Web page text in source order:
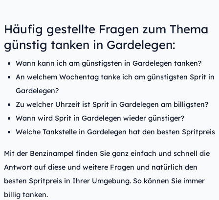
Häufig gestellte Fragen zum Thema
günstig tanken in Gardelegen:
Wann kann ich am günstigsten in Gardelegen tanken?
An welchem Wochentag tanke ich am günstigsten Sprit in
Gardelegen?
Zu welcher Uhrzeit ist Sprit in Gardelegen am billigsten?
Wann wird Sprit in Gardelegen wieder günstiger?
Welche Tankstelle in Gardelegen hat den besten Spritpreis
Mit der Benzinampel finden Sie ganz einfach und schnell die
Antwort auf diese und weitere Fragen und natürlich den
besten Spritpreis in Ihrer Umgebung. So können Sie immer
billig tanken.